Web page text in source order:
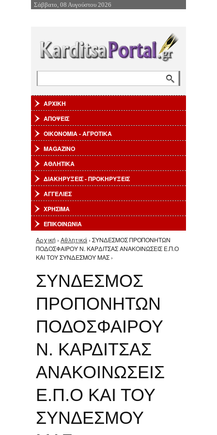
Επιστροφή στην Πλοήγηση
Σάββατο, 08 Αυγούστου 2026
ΑΡΧΙΚΗ
ΑΠΟΨΕΙΣ
ΟΙΚΟΝΟΜΙΑ - ΑΓΡΟΤΙΚΑ
MAGAZINO
ΑΘΛΗΤΙΚΑ
ΔΙΑΚΗΡΥΞΕΙΣ - ΠΡΟΚΗΡΥΞΕΙΣ
ΑΓΓΕΛΙΕΣ
ΧΡΗΣΙΜΑ
ΕΠΙΚΟΙΝΩΝΙΑ
Είστε εδώ
Αρχική › Αθλητικά › ΣΥΝΔΕΣΜΟΣ ΠΡΟΠΟΝΗΤΩΝ
ΠΟΔΟΣΦΑΙΡΟΥ Ν. ΚΑΡΔΙΤΣΑΣ ΑΝΑΚΟΙΝΩΣΕΙΣ Ε.Π.Ο
ΚΑΙ ΤΟΥ ΣΥΝΔΕΣΜΟΥ ΜΑΣ ›
ΣΥΝΔΕΣΜΟΣ
ΠΡΟΠΟΝΗΤΩΝ
ΠΟΔΟΣΦΑΙΡΟΥ
Ν. ΚΑΡΔΙΤΣΑΣ
ΑΝΑΚΟΙΝΩΣΕΙΣ
Ε.Π.Ο ΚΑΙ ΤΟΥ
ΣΥΝΔΕΣΜΟΥ